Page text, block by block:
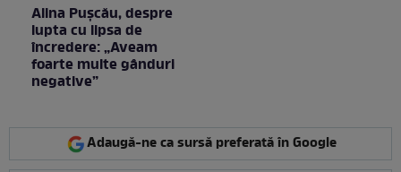
Alina Pușcău, despre
lupta cu lipsa de
încredere: „Aveam
foarte multe gânduri
negative”
Adaugă-ne ca sursă preferată în Google